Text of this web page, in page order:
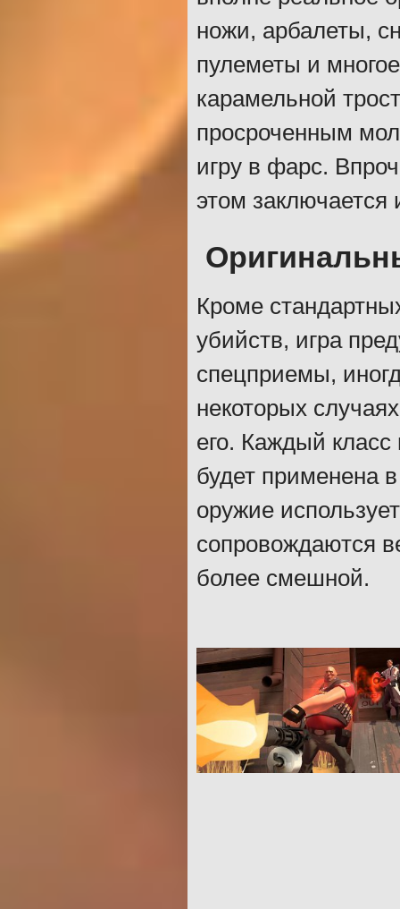
ножи, арбалеты,
пулеметы и
карамельной
просроченным
игру в фарс.
этом
Кроме
убийств, игра
спецприемы,
некоторых
его. Каждый
будет применена в
оружие
сопровождаются
более смешной.